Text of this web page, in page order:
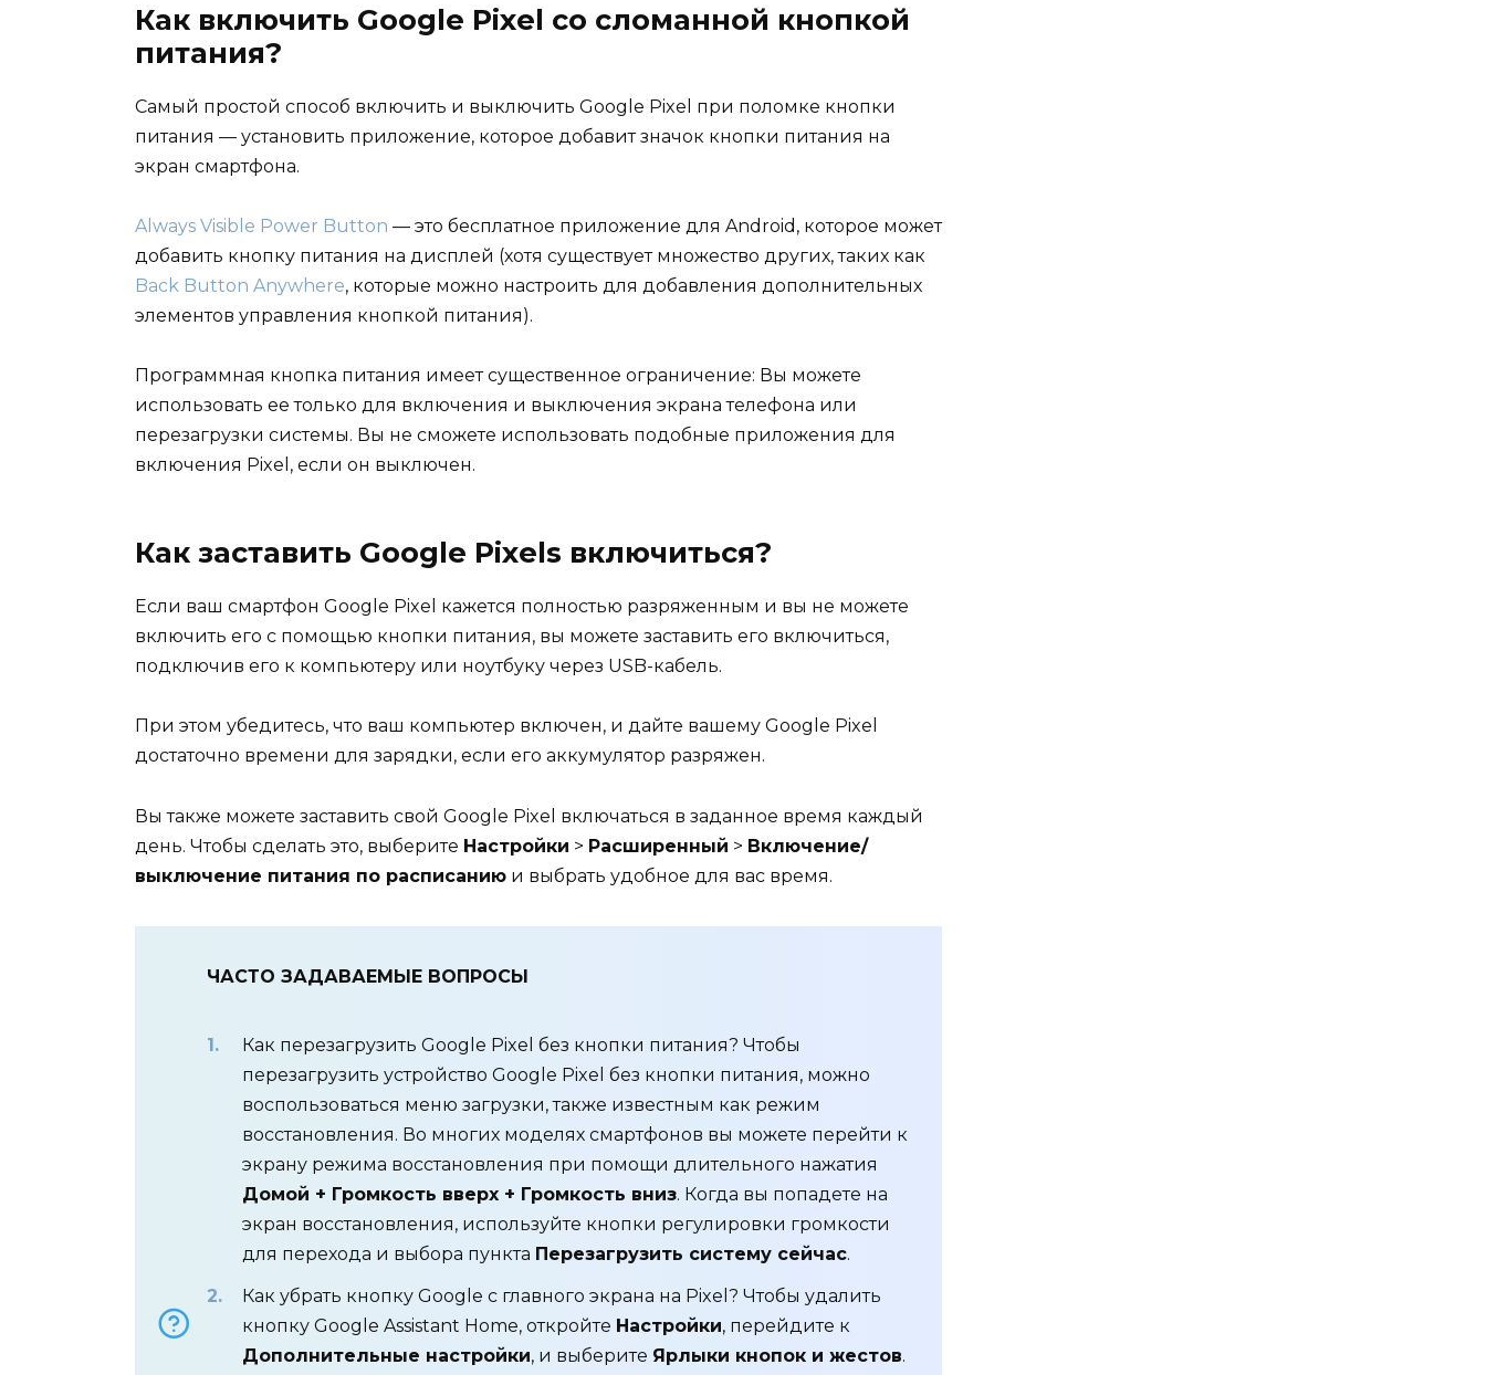
Как включить Google Pixel со сломанной кнопкой
питания?
Самый простой способ включить и выключить Google Pixel при поломке кнопки
питания — установить приложение, которое добавит значок кнопки питания на
экран смартфона.
Always Visible Power Button — это бесплатное приложение для Android, которое может
добавить кнопку питания на дисплей (хотя существует множество других, таких как
Back Button Anywhere, которые можно настроить для добавления дополнительных
элементов управления кнопкой питания).
Программная кнопка питания имеет существенное ограничение: Вы можете
использовать ее только для включения и выключения экрана телефона или
перезагрузки системы. Вы не сможете использовать подобные приложения для
включения Pixel, если он выключен.
Как заставить Google Pixels включиться?
Если ваш смартфон Google Pixel кажется полностью разряженным и вы не можете
включить его с помощью кнопки питания, вы можете заставить его включиться,
подключив его к компьютеру или ноутбуку через USB-кабель.
При этом убедитесь, что ваш компьютер включен, и дайте вашему Google Pixel
достаточно времени для зарядки, если его аккумулятор разряжен.
Вы также можете заставить свой Google Pixel включаться в заданное время каждый
день. Чтобы сделать это, выберите Настройки > Расширенный > Включение/
выключение питания по расписанию и выбрать удобное для вас время.
ЧАСТО ЗАДАВАЕМЫЕ ВОПРОСЫ
Как перезагрузить Google Pixel без кнопки питания? Чтобы
перезагрузить устройство Google Pixel без кнопки питания, можно
воспользоваться меню загрузки, также известным как режим
восстановления. Во многих моделях смартфонов вы можете перейти к
экрану режима восстановления при помощи длительного нажатия
Домой + Громкость вверх + Громкость вниз. Когда вы попадете на
экран восстановления, используйте кнопки регулировки громкости
для перехода и выбора пункта Перезагрузить систему сейчас.
Как убрать кнопку Google с главного экрана на Pixel? Чтобы удалить
кнопку Google Assistant Home, откройте Настройки, перейдите к
Дополнительные настройки, и выберите Ярлыки кнопок и жестов.